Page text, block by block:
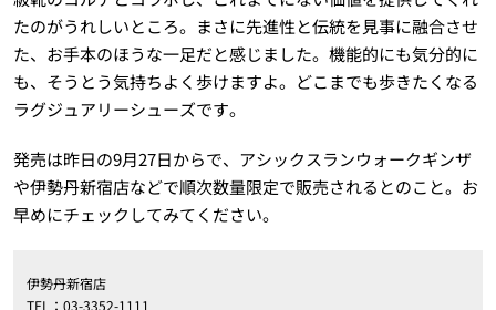
たのがうれしいところ。まさに先進性と伝統を見事に融合させ
た、お手本のほうな一足だと感じました。機能的にも気分的に
も、そうとう気持ちよく歩けますよ。どこまでも歩きたくなる
ラグジュアリーシューズです。
発売は昨日の9月27日からで、アシックスランウォークギンザ
や伊勢丹新宿店などで順次数量限定で販売されるとのこと。お
早めにチェックしてみてください。
伊勢丹新宿店
TEL：03-3352-1111